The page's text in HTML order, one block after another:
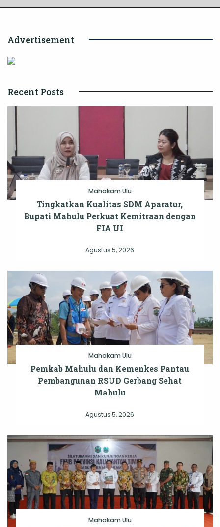
Advertisement
Recent Posts
Mahakam Ulu
Tingkatkan Kualitas SDM Aparatur,
Bupati Mahulu Perkuat Kemitraan dengan
FIA UI
Agustus 5, 2026
Mahakam Ulu
Pemkab Mahulu dan Kemenkes Pantau
Pembangunan RSUD Gerbang Sehat
Mahulu
Agustus 5, 2026
Mahakam Ulu